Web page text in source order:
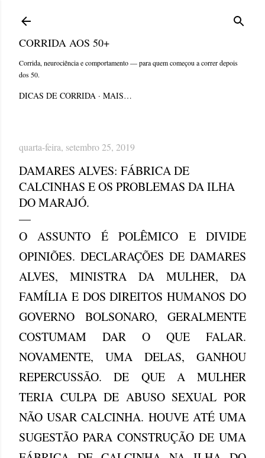
CORRIDA AOS 50+
Corrida, neurociência e comportamento — para quem começou a correr depois
dos 50.
DICAS DE CORRIDA MAIS…
quarta-feira, setembro 25, 2019
DAMARES ALVES: FÁBRICA DE
CALCINHAS E OS PROBLEMAS DA ILHA
DO MARAJÓ.
O ASSUNTO É POLÊMICO E DIVIDE
OPINIÕES. DECLARAÇÕES DE DAMARES
ALVES, MINISTRA DA MULHER, DA
FAMÍLIA E DOS DIREITOS HUMANOS DO
GOVERNO BOLSONARO, GERALMENTE
COSTUMAM DAR O QUE FALAR.
NOVAMENTE, UMA DELAS, GANHOU
REPERCUSSÃO. DE QUE A MULHER
TERIA CULPA DE ABUSO SEXUAL POR
NÃO USAR CALCINHA. HOUVE ATÉ UMA
SUGESTÃO PARA CONSTRUÇÃO DE UMA